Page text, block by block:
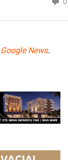
Google News.